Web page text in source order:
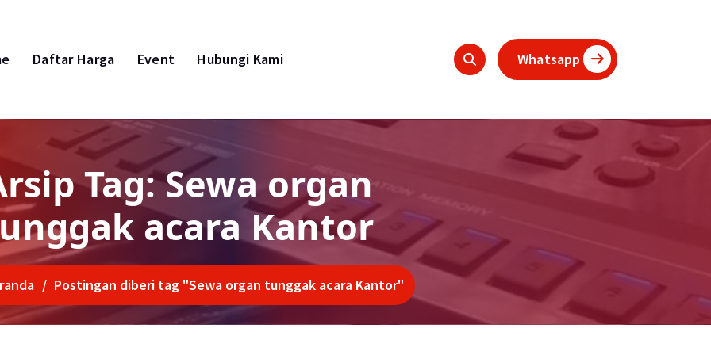
Daftar Harga Event Hubungi Kami Whatsapp
Tag: Sewa organ
acara Kantor
/ Postingan diberi tag "Sewa organ tunggak acara Kantor"